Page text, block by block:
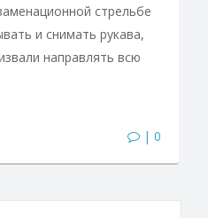
стрельбе
и снимать рукава,
направлять всю
| 0